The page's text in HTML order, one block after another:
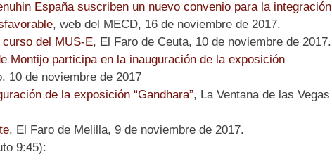
España suscriben un nuevo convenio para la integración
, web del MECD, 16 de noviembre de 2017.
curso del MUS-E, El Faro de Ceuta, 10 de noviembre de 2017.
Montijo participa en la inauguración de la exposición
10 de noviembre de 2017
de la exposición “Gandhara”, La Ventana de las Vegas
, El Faro de Melilla, 9 de noviembre de 2017.
9:45):